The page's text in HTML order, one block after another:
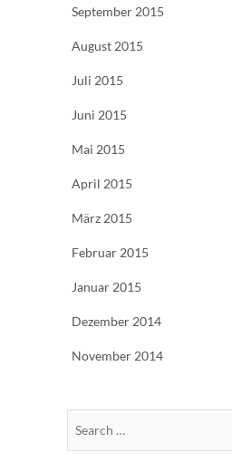
September 2015
August 2015
Juli 2015
Juni 2015
Mai 2015
April 2015
März 2015
Februar 2015
Januar 2015
Dezember 2014
November 2014